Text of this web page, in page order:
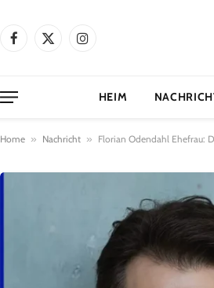
Facebook
X
Instagram
HEIM
Home » Nachricht » Florian Odendahl Ehefrau: